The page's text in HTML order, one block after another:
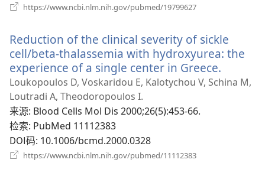
https://www.ncbi.nlm.nih.gov/pubmed/19799627
窗
口）
Reduction of the clinical severity of sickle
cell/beta-thalassemia with hydroxyurea: the
experience of a single center in Greece.
开
Loukopoulos D, Voskaridou E, Kalotychou V, Schina M,
Loutradi A, Theodoropoulos I.
来源‎: Blood Cells Mol Dis 2000;26(5):453-66.
检索‎: PubMed 11112383
DOI码‎: 10.1006/bcmd.2000.0328
https://www.ncbi.nlm.nih.gov/pubmed/11112383